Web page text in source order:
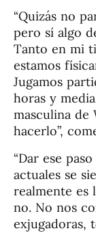
“Quizás no
pero sí algo
Tanto en mi
estamos
Jugamos
horas y
masculina de
hacerlo”,
“Dar ese
actuales se
realmente es
no. No nos
exjugadoras,